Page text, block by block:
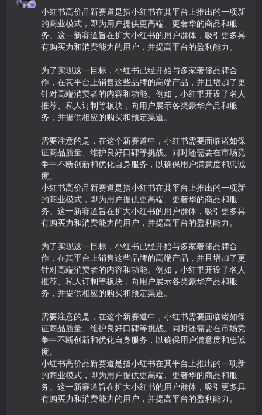
小红书高价品新赛道是指小红书在其平台上推出的一项新
的商业模式，即为用户提供更高端、更奢华的商品和服
务。这一新赛道旨在扩大小红书的用户群体，吸引更多具
有购买力和消费能力的用户，并提高平台的盈利能力。
为了实现这一目标，小红书已经开始与多家奢侈品牌合
作，在其平台上销售这些品牌的高端产品，并且增加了更
针对高端消费者的内容和功能。例如，小红书开设了名人
推荐、私人订制等板块，向用户展示各类豪华产品和服
务，并提供相应的购买和预定渠道。
需要注意的是，在这个新赛道中，小红书需要面临诸如保
证商品质量、维护良好口碑等挑战。同时还需要在市场竞
争中不断创新和优化自身服务，以确保用户满意度和忠诚
度。
小红书高价品新赛道是指小红书在其平台上推出的一项新
的商业模式，即为用户提供更高端、更奢华的商品和服
务。这一新赛道旨在扩大小红书的用户群体，吸引更多具
有购买力和消费能力的用户，并提高平台的盈利能力。
为了实现这一目标，小红书已经开始与多家奢侈品牌合
作，在其平台上销售这些品牌的高端产品，并且增加了更
针对高端消费者的内容和功能。例如，小红书开设了名人
推荐、私人订制等板块，向用户展示各类豪华产品和服
务，并提供相应的购买和预定渠道。
需要注意的是，在这个新赛道中，小红书需要面临诸如保
证商品质量、维护良好口碑等挑战。同时还需要在市场竞
争中不断创新和优化自身服务，以确保用户满意度和忠诚
度。
小红书高价品新赛道是指小红书在其平台上推出的一项新
的商业模式，即为用户提供更高端、更奢华的商品和服
务。这一新赛道旨在扩大小红书的用户群体，吸引更多具
有购买力和消费能力的用户，并提高平台的盈利能力。